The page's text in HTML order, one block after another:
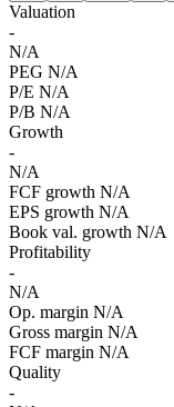
Valuation
-
N/A
PEG N/A
P/E N/A
P/B N/A
Growth
-
N/A
FCF growth N/A
EPS growth N/A
Book val. growth N/A
Profitability
-
N/A
Op. margin N/A
Gross margin N/A
FCF margin N/A
Quality
-